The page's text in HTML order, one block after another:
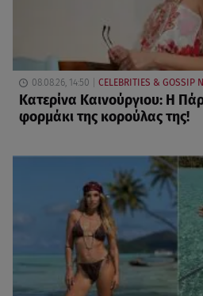
08.08.26, 14:50 CELEBRITIES & GOSSIP
Κατερίνα Καινούργιου: Η
φορμάκι της κορούλας της!